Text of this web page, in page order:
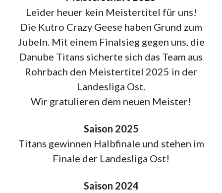
Leider heuer kein Meistertitel für uns!
Die Kutro Crazy Geese haben Grund zum
Jubeln. Mit einem Finalsieg gegen uns, die
Danube Titans sicherte sich das Team aus
Rohrbach den Meistertitel 2025 in der
Landesliga Ost.
Wir gratulieren dem neuen Meister!
Saison 2025
Titans gewinnen Halbfinale und stehen im
Finale der Landesliga Ost!
Saison 2024